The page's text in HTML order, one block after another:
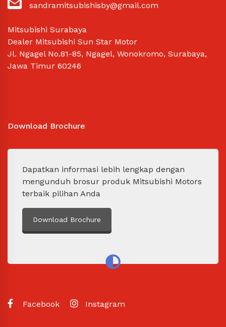
sandramitsubishisby@gmail.com
Mitsubishi Surabaya
Dealer Mitsubishi Sun Star Motor
Jl. Ngagel No.81-85, Ngagel, Wonokromo, Surabaya,
Jawa Timur 60246
Download Brochure
Dapatkan informasi lebih lengkap dengan
mengunduh brosur produk Mitsubishi Motors
terbaik pilihan Anda
Download Brochure
Facebook Instagram